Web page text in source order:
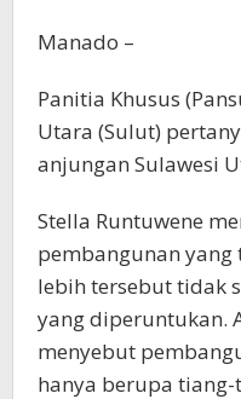
Manado –
Panitia Khusus
Utara (Sulut)
anjungan Sulawesi
Stella Runtuwene
pembangunan
lebih tersebut tidak
yang diperuntukan.
menyebut
hanya berupa